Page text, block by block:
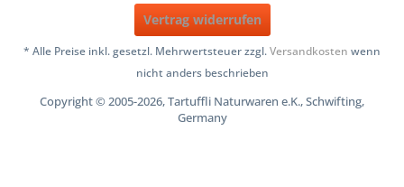
Vertrag widerrufen
* Alle Preise inkl. gesetzl. Mehrwertsteuer zzgl.Versandkosten wenn
nicht anders beschrieben
Copyright © 2005-2026, Tartuffli Naturwaren e.K., Schwifting,
Germany